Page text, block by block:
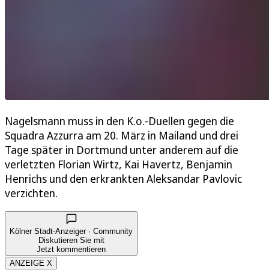
Nagelsmann muss in den K.o.-Duellen gegen die
Squadra Azzurra am 20. März in Mailand und drei
Tage später in Dortmund unter anderem auf die
verletzten Florian Wirtz, Kai Havertz, Benjamin
Henrichs und den erkrankten Aleksandar Pavlovic
verzichten.
Kölner Stadt-Anzeiger · Community
Diskutieren Sie mit
Jetzt kommentieren
ANZEIGE X